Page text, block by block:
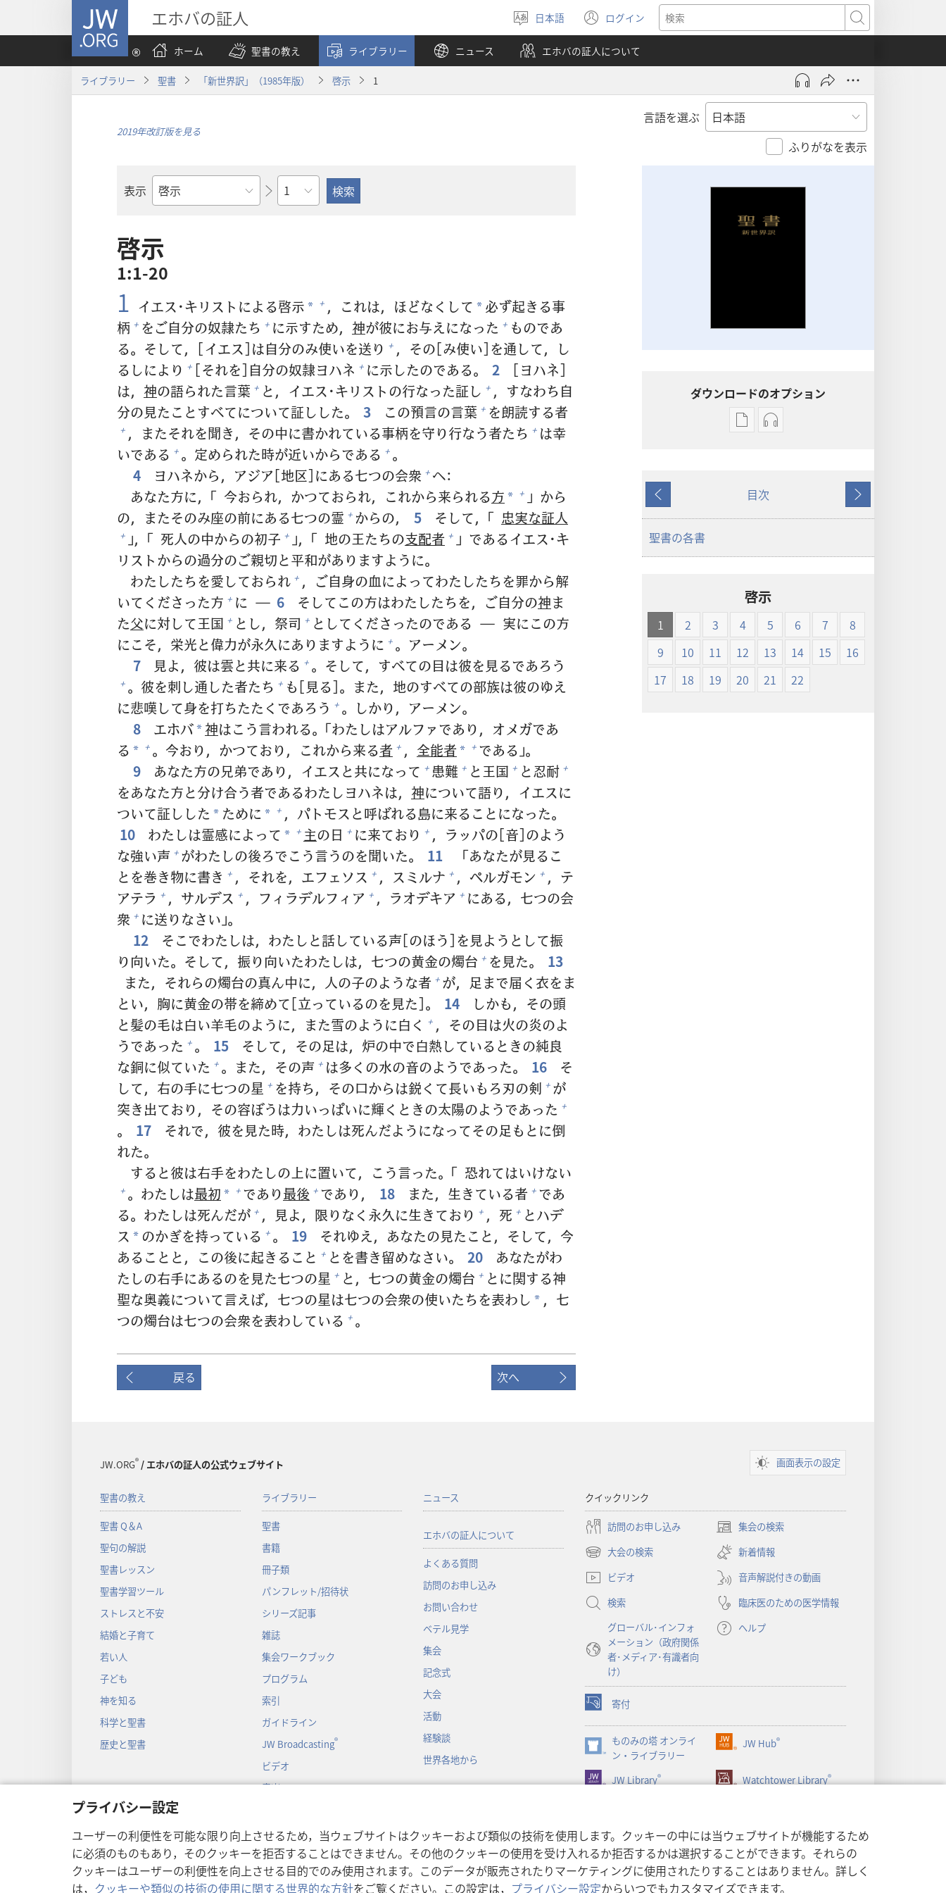
プライバシー設定
ユーザーの利便性を可能な限り向上させるため，当ウェブサイトはクッキーおよび類似の技術を使用します。クッキーの中には当ウェブサイトが機能するため
に必須のものもあり，そのクッキーを拒否することはできません。その他のクッキーの使用を受け入れるか拒否するかは選択することができます。それらの
クッキーはユーザーの利便性を向上させる目的でのみ使用されます。このデータが販売されたりマーケティングに使用されたりすることはありません。詳しく
は， クッキーや類似の技術の使用に関する世界的な方針をご覧ください。この設定は， プライバシー設定からいつでもカスタマイズできます。
JW.ORG エホバの証人
言
語
を
選
日本語 ログイン
（新
し
い
タ
で
検
索
ホーム
聖書の教え ライブラリー ニュース エホバの証人について
ライブラリー 聖書 「新世界訳」（1985年版） 啓示 1
言語を選ぶ
ふりがなを表示
2019年改訂版を見る
表示
聖
の
書
名
章
啓示
1:1-20
1 イエス･キリストによる啓示 * + ，これは，ほどなくして * 必ず起きる事
柄 + をご自分の奴隷たち + に示すため， 神が彼にお与えになった + ものであ
る。そして，[イエス]は自分のみ使いを送り + ，その[み使い]を通して，し
るしにより + [それを] 自分の奴隷ヨハネ + に示したのである。 2
[ヨハネ]
は， 神の語られた言葉 + と，イエス･キリストの行なった証し + ，すなわち自
分の見たことすべてについて証しした。 3 この預言の言葉 + を朗読する者
+ ，またそれを聞き，その中に書かれている事柄を守り行なう者たち + は幸
いである + 。 定められた時が近いからである + 。
4
ヨハネから，アジア[地区]にある七つの会衆 + へ:
あなた方に，「 今おられ，かつておられ，これから来られる方 * + 」から
の，またそのみ座の前にある七つの霊 + からの， 5 そして，「 忠実な証人
+ 」，「 死人の中からの初子 + 」，「 地の王たちの支配者 + 」であるイエス･キ
リストからの過分のご親切と平和がありますように。
わたしたちを愛しておられ + ，ご自身の血によってわたしたちを罪から解
いてくださった方 + に ― 6 そしてこの方はわたしたちを，ご自分の神ま
た父に対して王国 + とし， 祭司 + としてくださったのである ― 実にこの方
にこそ， 栄光と偉力が永久にありますように + 。アーメン。
7
見よ， 彼は雲と共に来る + 。そして，すべての目は彼を見るであろう
+ 。 彼を刺し通した者たち + も[見る]。また， 地のすべての部族は彼のゆえ
に悲嘆して身を打ちたたくであろう + 。しかり，アーメン。
8
エホバ* 神はこう言われる。「わたしはアルファであり，オメガであ
る * + 。 今おり，かつており，これから来る者 + ， 全能者* + である」。
9
あなた方の兄弟であり，イエスと共になって + 患難 + と王国 + と忍耐 +
をあなた方と分け合う者であるわたしヨハネは， 神について語り，イエスに
ついて証しした * ために * + ，パトモスと呼ばれる島に来ることになった。
10
わたしは霊感によって * + 主の日 + に来ており + ，ラッパの[音]のよう
な強い声 + がわたしの後ろでこう言うのを聞いた。 11 「あなたが見るこ
とを巻き物に書き + ，それを，エフェソス + ，スミルナ + ，ペルガモン + ，テ
アテラ + ，サルデス + ，フィラデルフィア + ，ラオデキア + にある， 七つの会
衆 + に送りなさい」。
12
そこでわたしは，わたしと話している声[のほう]を見ようとして振
り向いた。そして， 振り向いたわたしは， 七つの黄金の燭台 + を見た。
13
また，それらの燭台の真ん中に， 人の子のような者 + が， 足まで届く 衣をま
とい， 胸に黄金の帯を締めて[立っているのを見た]。 14 しかも，その頭
と髪の毛は白い羊毛のように，また雪のように白 く + ，その目は火の炎のよ
うであった + 。 15 そして，その足は， 炉の中で白熱しているときの純良
な銅に似ていた + 。また，その声 + は多くの水の音のようであった。 16
そ
して， 右の手に七つの星 + を持ち，その口からは鋭くて長いもろ刃の剣 + が
突き出ており，その容ぼうは力いっぱいに輝くときの太陽のようであった +
。 17 それで， 彼を見た時，わたしは死んだようになってその足もとに倒
れた。
すると彼は右手をわたしの上に置いて，こう言った。「 恐れてはいけない
+ 。わたしは最初 * + であり最後 + であり， 18 また， 生きている者 + であ
る。わたしは死んだが + ， 見よ， 限りなく 永久に生きており + ， 死 + とハデ
ス * のかぎを持っている + 。 19 それゆえ，あなたの見たこと，そして， 今
あることと，この後に起きること + とを書き留めなさい。 20
あなたがわ
たしの右手にあるのを見た七つの星 + と， 七つの黄金の燭台 + とに関する神
聖な奥義について言えば， 七つの星は七つの会衆の使いたちを表わし * ， 七
つの燭台は七つの会衆を表わしている + 。
戻る 次へ
ダウンロードのオプション
出
ダ
ウ
オ
プ
ショ
ン
新
世
界
オー
ウ
プ
ショ
ン
新
世
界
戻
る
目次
次
へ
聖書の各書
啓示
1 2 3 4 5 6 7
8
9
10 11 12 13 14 15
16
17
18 19 20 21 22
JW.ORG®/ エホバの証人の公式ウェブサイト 画面表示の設定
聖書の教え
聖書 Q＆A
聖句の解説
聖書レッスン
聖書学習ツール
ストレスと不安
結婚と子育て
若い人
子ども
神を知る
科学と聖書
歴史と聖書
ライブラリー
聖書
書籍
冊子類
パンフレット/招待状
シリーズ記事
雑誌
集会ワークブック
プログラム
索引
ガイドライン
JW Broadcasting®
ビデオ
音楽
劇形式の聖書朗読
ニュース
エホバの証人について
よくある質問
訪問のお申し込み
お問い合わせ
ベテル見学
集会
記念式
大会
活動
経験談
世界各地から
クイックリンク
訪問のお申し込み 集会の検索
（新
し
い
タ
ブ
で
開
く）
大会の検索
（新
し
タ
開
新着情報
ビデオ
音声解説付きの動画
検索
臨床医のための医学情報
グローバル･インフォ
メーション（政府関係
者･メディア･有識者向
け）
ヘルプ
寄付
（新
し
い
タ
ブ
で
ものみの塔 オンライ
ン・ライブラリー
（新
し
い
で
開
く）
JW Hub®
（新
い
開
く）
JW Library® Watchtower Library®